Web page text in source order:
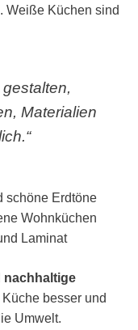
Weiße Küchen sind
Materialien
schöne Erdtöne
Wohnküchen
Laminat
nachhaltige
besser und
Umwelt.